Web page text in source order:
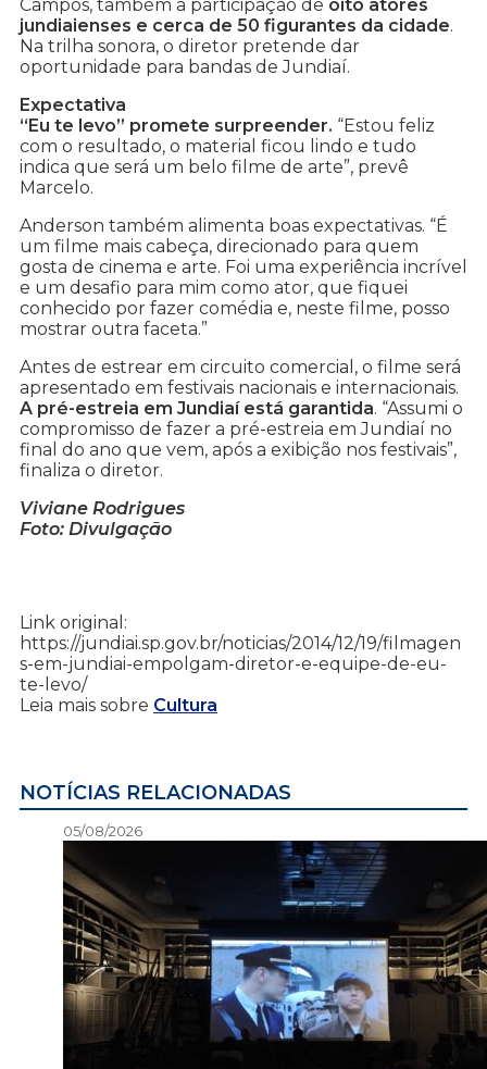
Campos, também a participação de oito atores
jundiaienses e cerca de 50 figurantes da cidade.
Na trilha sonora, o diretor pretende dar
oportunidade para bandas de Jundiaí.
Expectativa
“Eu te levo” promete surpreender. “Estou feliz
com o resultado, o material ficou lindo e tudo
indica que será um belo filme de arte”, prevê
Marcelo.
Anderson também alimenta boas expectativas. “É
um filme mais cabeça, direcionado para quem
gosta de cinema e arte. Foi uma experiência incrível
e um desafio para mim como ator, que fiquei
conhecido por fazer comédia e, neste filme, posso
mostrar outra faceta.”
Antes de estrear em circuito comercial, o filme será
apresentado em festivais nacionais e internacionais.
A pré-estreia em Jundiaí está garantida. “Assumi o
compromisso de fazer a pré-estreia em Jundiaí no
final do ano que vem, após a exibição nos festivais”,
finaliza o diretor.
Viviane Rodrigues
Foto: Divulgação
Link original:
https://jundiai.sp.gov.br/noticias/2014/12/19/filmagen
s-em-jundiai-empolgam-diretor-e-equipe-de-eu-
te-levo/
Leia mais sobre Cultura
NOTÍCIAS RELACIONADAS
05/08/2026